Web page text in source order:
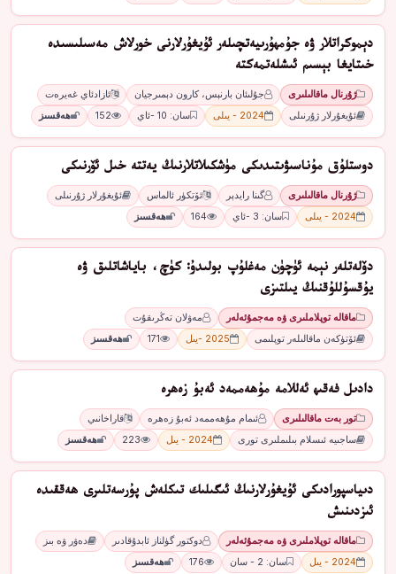
ﺩﯦﻤﻮﻛﺮﺍﺗﻼﺭ ﯞﻩ ﺟﯘﻣﮫﯘﺭﯨﻴﻪﺗﭽﯩﻠﻪﺭ ﺋﯘﻳﻐﯘﺭﻻﺭﻧﻰ ﺧﻮﺭﻻﺵ ﻣﻪﺳﯩﻠﯩﺴﯩﺪﻩ
ﺧﯩﺘﺎﻳﻐﺎ ﺑﯧﺴﯩﻢ ﺋﯩﺸﻠﻪﺗﻤﻪﻛﺘﻪ
ژۇرنال ماقالىلىرى جۇلىئان بارنېس، كارون دېمىرجيان
ﺋﺎﺯﺍﺩﺋﺎﻱ ﻏﻪﻳﺮﻩﺕ
ئۇيغۇرلار ژۇرنىلى
2024 - يىلى سان: 10 -ئاي 152 ھەقسىز
دوﺳﺘﻠﯘﻕ ﻣﯘﻧﺎﺳﯩﯟﯨﺘﯩﺪﯨﻜﻰ ﻣﯜﺷﻜﯩﻼﺗﻼرﻧﯩﯔ ﻳﻪﺗﺘﻪ ﺧﯩﻞ ﺋﯚرﻧﯩﻜﻰ
ژۇرنال ماقالىلىرى ﮔﯩﻨﺎ ﺭﺍﻳﺪﯦﺮ ﺋﯚﺗﻜﯜﺭ ﺋﺎﻟﻤﺎﺱ
ئۇيغۇرلار ژۇرنىلى
2024 - يىلى
سان: 3 -ئاي 164 ھەقسىز
دۆلەتلەر نېمە ئۈچۈن مەغلۇپ بولىدۇ: كۈچ، باياشاتلىق ۋە
يۇقسۇللۇقنىڭ يىلتىزى
ماقالە توپلاملىرى ۋە مەجمۇئەلەر
مەۋلان تەڭرىقۇت
ئۆتۈكەن ماقالىلەر توپلىمى
2025 -يىل 171 ھەقسىز
دادىل فەقىھ ئەللامە مۇھەممەد ئەبۇ زەھرە
تور بەت ماقالىلىرى ئىمام مۇھەممەد ئەبۇ زەھرە
قاراخانىي
ساجىيە ئىسلام بىلىملىرى تورى
2024 - يىل 223 ھەقسىز
دىياسپورادىكى ئۇيغۇرلارنىڭ ئىگىلىك تىكلەش پۇرسەتلىرى ھەققىدە
ئىزدىنىش
ماقالە توپلاملىرى ۋە مەجمۇئەلەر دوكتور گۈلناز ئابدۇقادىر
دەۋر ۋە بىز
2024 - يىل
سان: 2 - سان 176 ھەقسىز